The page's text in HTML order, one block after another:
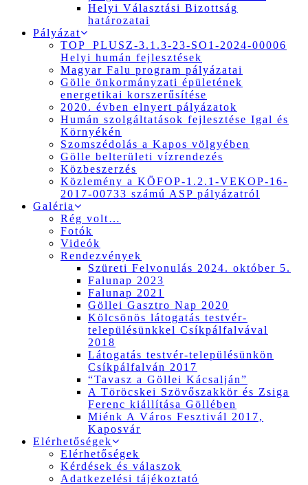
Helyi Választási Bizottság
határozatai
Pályázat
TOP_PLUSZ-3.1.3-23-SO1-2024-00006
Helyi humán fejlesztések
Magyar Falu program pályázatai
Gölle önkormányzati épületének
energetikai korszerűsítése
2020. évben elnyert pályázatok
Humán szolgáltatások fejlesztése Igal és
Környékén
Szomszédolás a Kapos völgyében
Gölle belterületi vízrendezés
Közbeszerzés
Közlemény a KÖFOP-1.2.1-VEKOP-16-
2017-00733 számú ASP pályázatról
Galéria
Rég volt…
Fotók
Videók
Rendezvények
Szüreti Felvonulás 2024. október 5.
Falunap 2023
Falunap 2021
Göllei Gasztro Nap 2020
Kölcsönös látogatás testvér-
településünkkel Csíkpálfalvával
2018
Látogatás testvér-településünkön
Csíkpálfalván 2017
“Tavasz a Göllei Kácsalján”
A Töröcskei Szövőszakkör és Zsiga
Ferenc kiállítása Göllében
Miénk A Város Fesztivál 2017,
Kaposvár
Elérhetőségek
Elérhetőségek
Kérdések és válaszok
Adatkezelési tájékoztató